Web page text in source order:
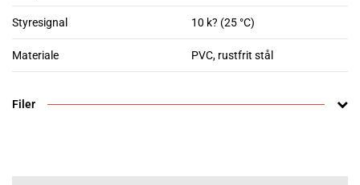
Styresignal 10 k? (25 °C)
Materiale PVC, rustfrit stål
Filer